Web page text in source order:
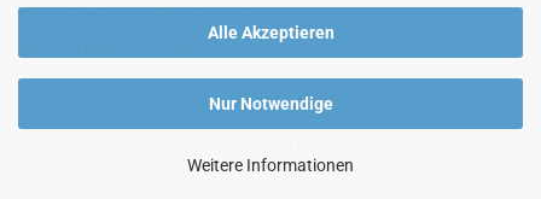
Alle Akzeptieren
Nur Notwendige
Weitere Informationen
Mo. - Do. von 9:00 bis 16:00 Uhr